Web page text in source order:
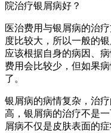
院治疗银屑病好？
医治费用与银屑病的治
度比较大，所以一般的
应该根据自身的病因、
费用会比较少，但如果
了。
银屑病的病情复杂，治
高，银屑病的治疗不是
屑病不仅是皮肤表面的